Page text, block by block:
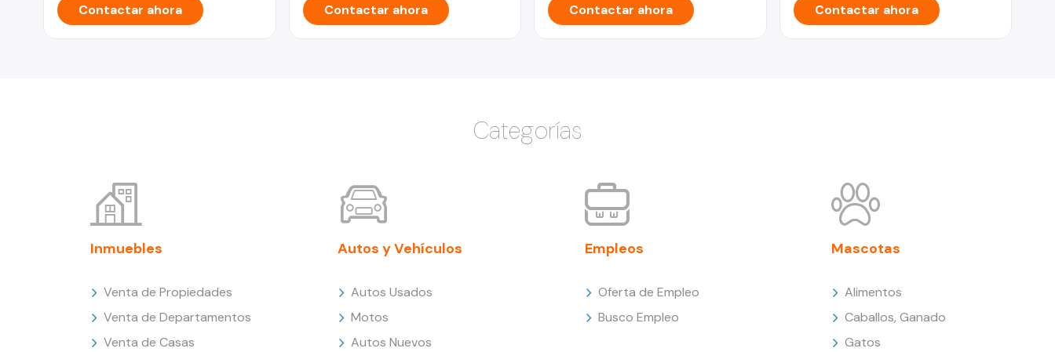
Contactar ahora Contactar ahora Contactar ahora Contactar ahora
Categorías
Inmuebles
Venta de Propiedades
Venta de Departamentos
Venta de Casas
Autos y Vehículos
Autos Usados
Motos
Autos Nuevos
Empleos
Oferta de Empleo
Busco Empleo
Mascotas
Alimentos
Caballos, Ganado
Gatos